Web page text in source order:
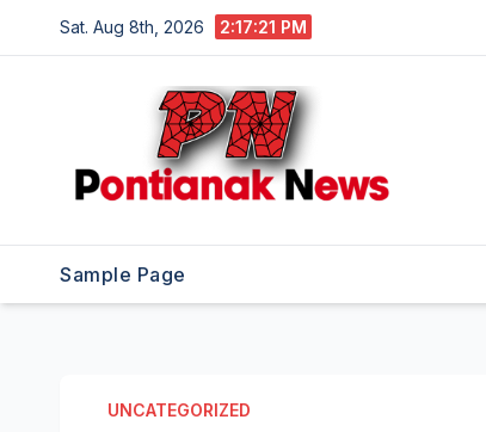
to
Sat. Aug 8th, 2026 2:17:22 PM
Sample Page
UNCATEGORIZED